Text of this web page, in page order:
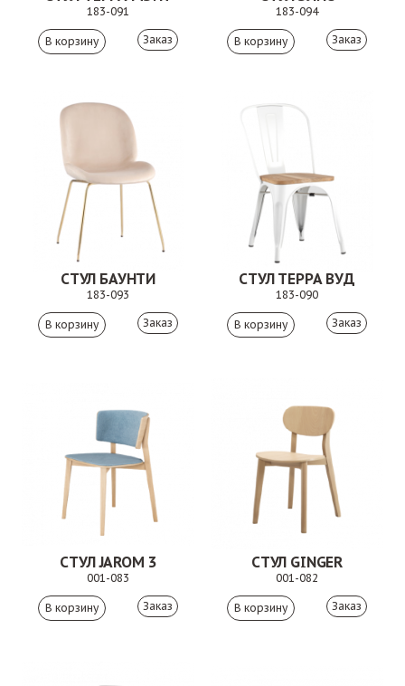
183-091
Заказ
183-094
Заказ
СТУЛ БАУНТИ
183-093
Заказ
СТУЛ ТЕРРА ВУД
183-090
Заказ
СТУЛ JAROM 3
001-083
Заказ
СТУЛ GINGER
001-082
Заказ